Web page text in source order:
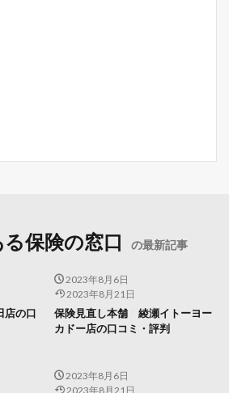
保険の窓口 の最新記事
店の口
2023年8月6日
2023年8月21日
保険見直し本舗 綾瀬イトーヨー
カドー店の口コミ・評判
2023年8月6日
2023年8月21日